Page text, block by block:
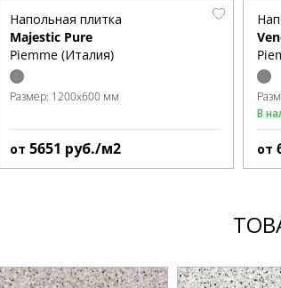
Напольная плитка
Majestic Pure
Piemme (Италия)
Размер: 1200x600 мм
от 5651 руб./м2
В
от